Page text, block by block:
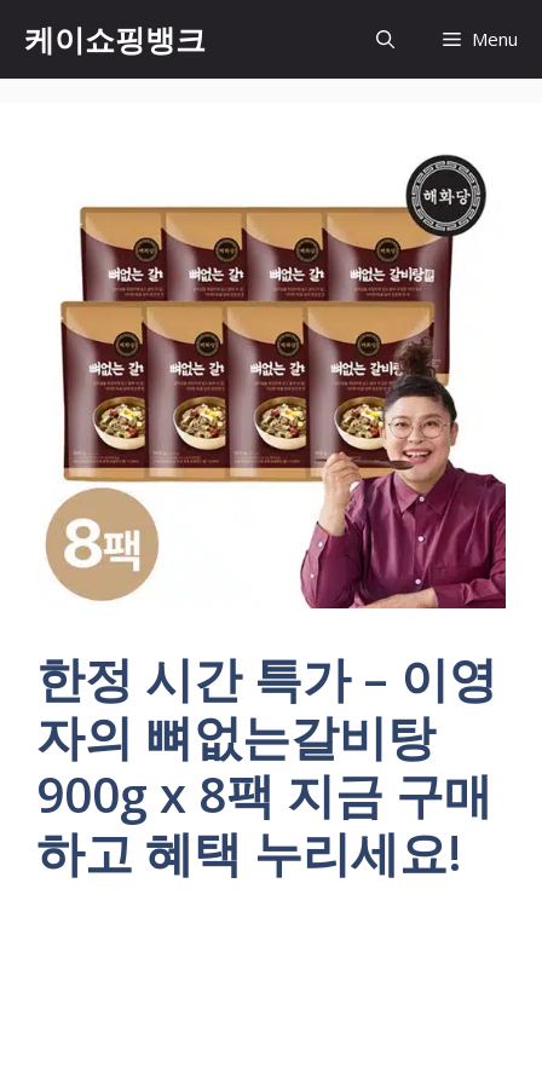
content
케이쇼핑뱅크 Menu
한정 시간 특가 – 이영
자의 뼈없는갈비탕
900g x 8팩 지금 구매
하고 혜택 누리세요!